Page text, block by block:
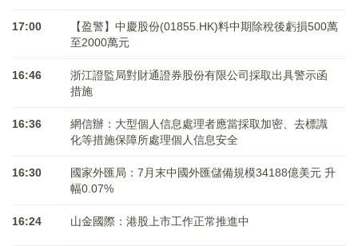
17:00
【盈警】中慶股份(01855.HK)料中期除稅後虧損500萬
至2000萬元
16:46
浙江證監局對財通證券股份有限公司採取出具警示函
措施
16:36
網信辦：大型個人信息處理者應當採取加密、去標識
化等措施保障所處理個人信息安全
16:30
國家外匯局：7月末中國外匯儲備規模34188億美元 升
幅0.07%
16:24 山金國際：港股上市工作正常推進中